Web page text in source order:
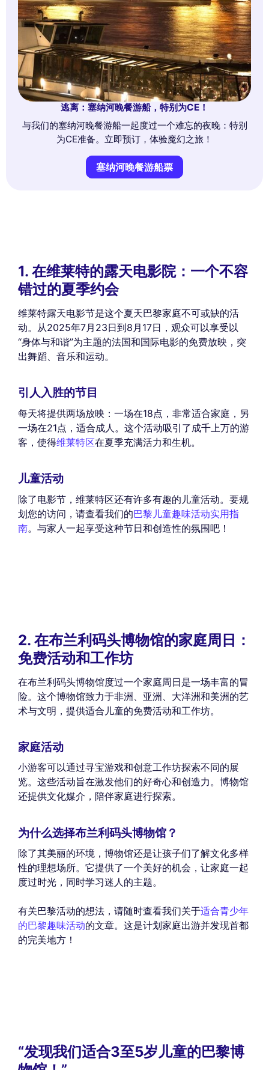
逃离：塞纳河晚餐游船，特别为CE！
与我们的塞纳河晚餐游船一起度过一个难忘的夜晚：特别
为CE准备。立即预订，体验魔幻之旅！
塞纳河晚餐游船票
1. 在维莱特的露天电影院：一个不容
错过的夏季约会
维莱特露天电影节是这个夏天巴黎家庭不可或缺的活
动。从2025年7月23日到8月17日，观众可以享受以
“身体与和谐”为主题的法国和国际电影的免费放映，突
出舞蹈、音乐和运动。
引人入胜的节目
每天将提供两场放映：一场在18点，非常适合家庭，另
一场在21点，适合成人。这个活动吸引了成千上万的游
客，使得维莱特区在夏季充满活力和生机。
儿童活动
除了电影节，维莱特区还有许多有趣的儿童活动。要规
划您的访问，请查看我们的巴黎儿童趣味活动实用指
南。与家人一起享受这种节日和创造性的氛围吧！
2. 在布兰利码头博物馆的家庭周日：
免费活动和工作坊
在布兰利码头博物馆度过一个家庭周日是一场丰富的冒
险。这个博物馆致力于非洲、亚洲、大洋洲和美洲的艺
术与文明，提供适合儿童的免费活动和工作坊。
家庭活动
小游客可以通过寻宝游戏和创意工作坊探索不同的展
览。这些活动旨在激发他们的好奇心和创造力。博物馆
还提供文化媒介，陪伴家庭进行探索。
为什么选择布兰利码头博物馆？
除了其美丽的环境，博物馆还是让孩子们了解文化多样
性的理想场所。它提供了一个美好的机会，让家庭一起
度过时光，同时学习迷人的主题。
有关巴黎活动的想法，请随时查看我们关于适合青少年
的巴黎趣味活动的文章。这是计划家庭出游并发现首都
的完美地方！
“发现我们适合3至5岁儿童的巴黎博